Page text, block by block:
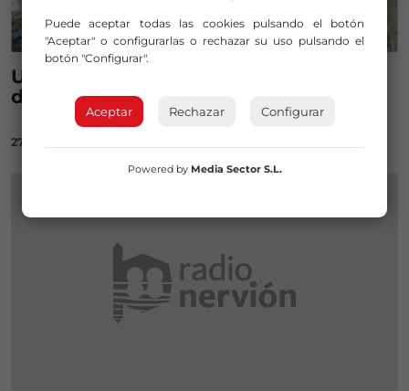
URA reduce el riesgo de inundaciones
del río Herrerías
27/01/2023
Puede aceptar todas las cookies pulsando el botón
"Aceptar" o configurarlas o rechazar su uso pulsando el
botón "Configurar".
Aceptar Rechazar Configurar
Powered by Media Sector S.L.